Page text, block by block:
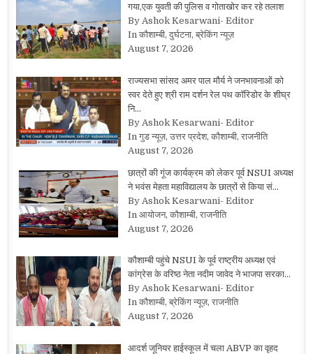
गया,एक युवती की पुलिस व गोताखोर कर रहे तलाश
By Ashok Kesarwani- Editor
In कौशाम्बी, दुर्घटना, ब्रेकिंग न्यूज़
August 7, 2026
राज्यसभा सांसद अमर पाल मौर्य ने जनभावनाओं को
स्वर देते हुए श्री राम दर्शन रेल पथ कॉरिडोर के शीघ्र
नि…
By Ashok Kesarwani- Editor
In गुड न्यूज़, उत्तर प्रदेश, कौशाम्बी, राजनीति
August 7, 2026
छात्रों की गूंज कार्यक्रम को लेकर पूर्व NSUI अध्यक्ष
ने भवंस मेहता महाविद्यालय के छात्रों से किया सं…
By Ashok Kesarwani- Editor
In आयोजन, कौशाम्बी, राजनीति
August 7, 2026
कौशाम्बी पहुंचे NSUI के पूर्व राष्ट्रीय अध्यक्ष एवं
कांग्रेस के वरिष्ठ नेता नदीम जावेद ने भाजपा सरका…
By Ashok Kesarwani- Editor
In कौशाम्बी, ब्रेकिंग न्यूज़, राजनीति
August 7, 2026
आदर्श जूनियर हाईस्कूल में चला ABVP का वृहद